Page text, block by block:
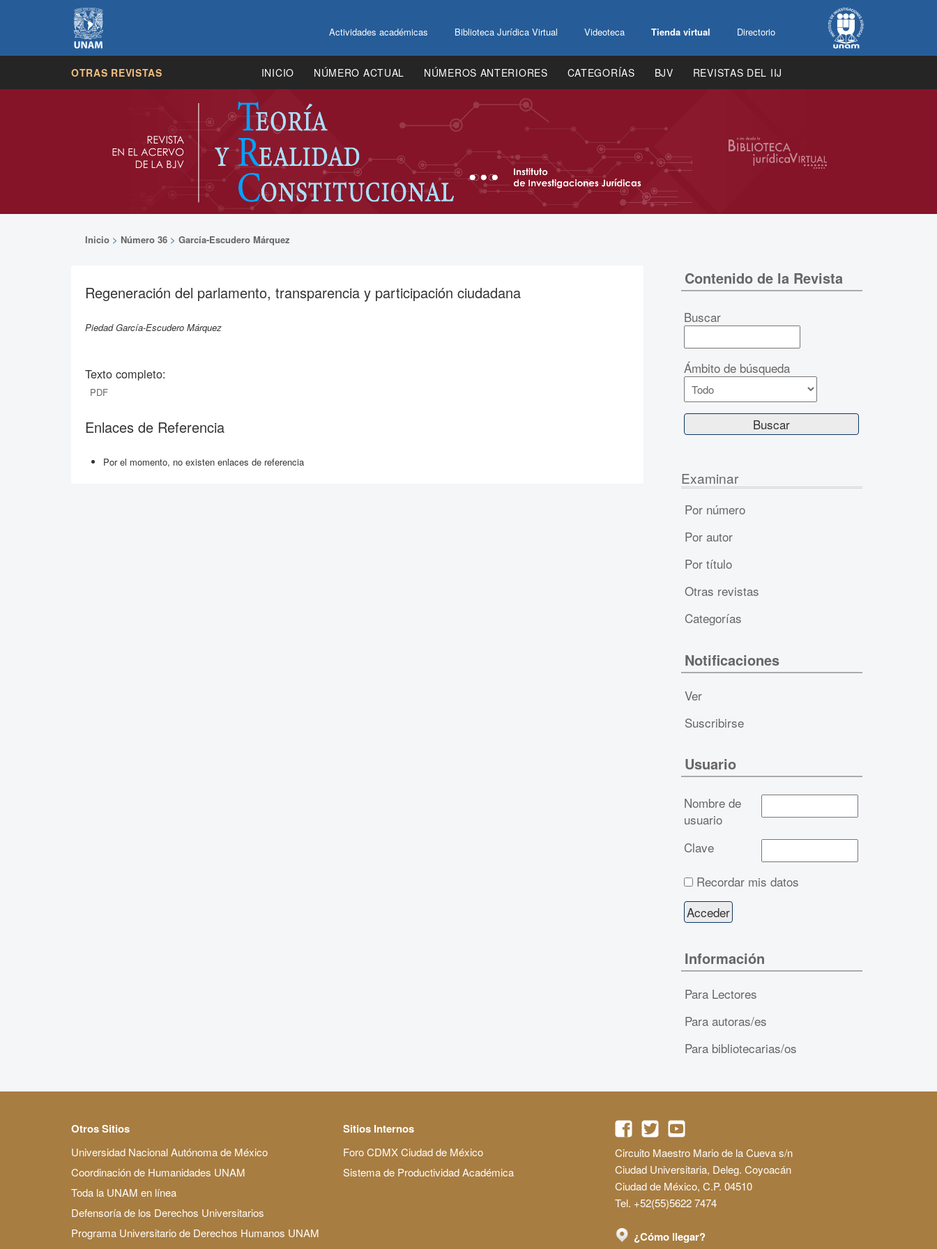
Actividades académicas Biblioteca Jurídica Virtual Videoteca Tienda virtual Directorio
OTRAS REVISTAS INICIO NÚMERO ACTUAL NÚMEROS ANTERIORES CATEGORÍAS BJV REVISTAS DEL IIJ
Inicio > Número 36 > García-Escudero Márquez
Regeneración del parlamento, transparencia y participación ciudadana
Piedad García-Escudero Márquez
Texto completo:
PDF
Enlaces de Referencia
Por el momento, no existen enlaces de referencia
Contenido de la Revista
Buscar
Ámbito de búsqueda
Examinar
Por número
Por autor
Por título
Otras revistas
Categorías
Notificaciones
Ver
Suscribirse
Usuario
Nombre de
usuario
Clave
Recordar mis datos
Información
Para Lectores
Para autoras/es
Para bibliotecarias/os
Otros Sitios
Universidad Nacional Autónoma de México
Coordinación de Humanidades UNAM
Toda la UNAM en línea
Defensoría de los Derechos Universitarios
Programa Universitario de Derechos Humanos UNAM
Sitios Internos
Foro CDMX Ciudad de México
Sistema de Productividad Académica
Circuito Maestro Mario de la Cueva s/n
Ciudad Universitaria, Deleg. Coyoacán
Ciudad de México, C.P. 04510
Tel. +52(55)5622 7474
¿Cómo llegar?